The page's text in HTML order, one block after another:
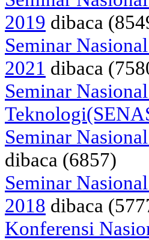
2019 dibaca
Seminar
2021 dibaca
Seminar
Seminar
dibaca (6857)
Seminar
2018 dibaca
Konferensi